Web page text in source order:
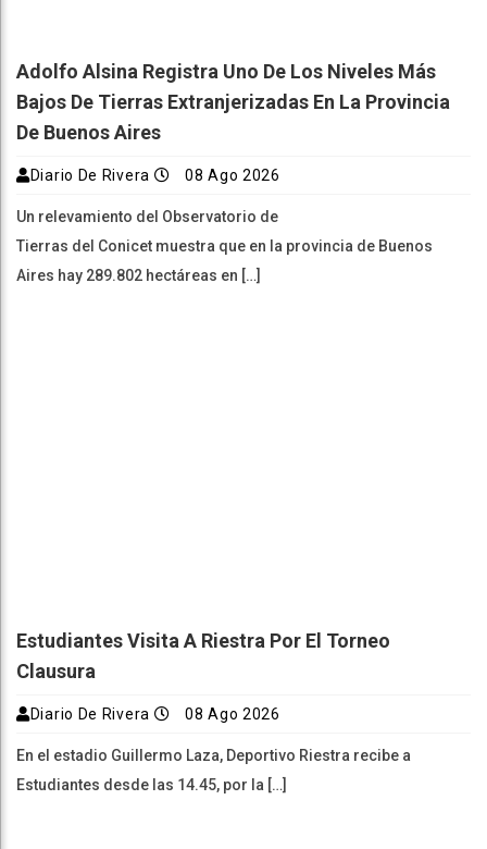
Adolfo Alsina Registra Uno De Los Niveles Más
Bajos De Tierras Extranjerizadas En La Provincia
De Buenos Aires
Diario De Rivera 08 Ago 2026
Un relevamiento del Observatorio de
Tierras del Conicet muestra que en la provincia de Buenos
Aires hay 289.802 hectáreas en […]
Estudiantes Visita A Riestra Por El Torneo
Clausura
Diario De Rivera 08 Ago 2026
En el estadio Guillermo Laza, Deportivo Riestra recibe a
Estudiantes desde las 14.45, por la […]